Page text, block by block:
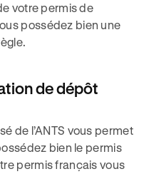
votre permis de
possédez bien une
de dépôt
de l’ANTS vous permet
bien le permis
permis français vous